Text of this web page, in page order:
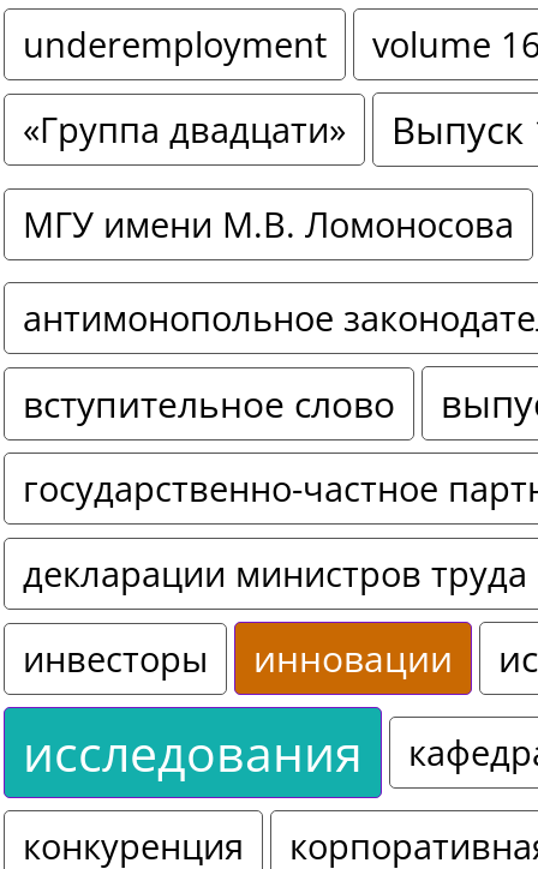
underemployment
volume
«Группа двадцати»
Выпуск
МГУ имени М.В. Ломоносова
антимонопольное
вступительное слово
государственно-частное
декларации министров труда
инвесторы
инновации
исследования
конкуренция